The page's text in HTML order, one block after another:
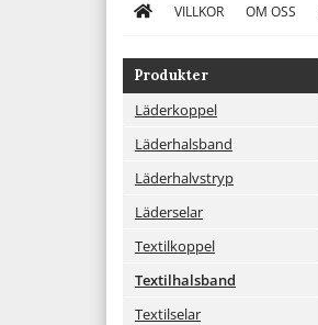
VILLKOR OM OSS
Produkter
Läderkoppel
Läderhalsband
Läderhalvstryp
Läderselar
Textilkoppel
Textilhalsband
Textilselar